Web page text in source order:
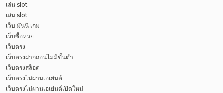
เล่น slot
เล่น slot
เว็บ มันนี่ เกม
เว็บซื้อหวย
เว็บตรง
เว็บตรงฝากถอนไม่มีขั้นต่ำ
เว็บตรงสล็อต
เว็บตรงไม่ผ่านเอเย่นต์
เว็บตรงไม่ผ่านเอเย่นต์เปิดใหม่